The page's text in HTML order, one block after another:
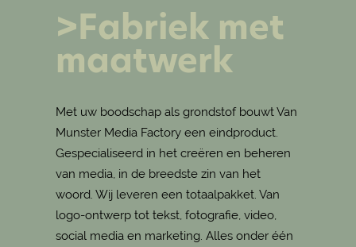
>Fabriek met
maatwerk
Met uw boodschap als grondstof bouwt Van
Munster Media Factory een eindproduct.
Gespecialiseerd in het creëren en beheren
van media, in de breedste zin van het
woord. Wij leveren een totaalpakket. Van
logo-ontwerp tot tekst, fotografie, video,
social media en marketing. Alles onder één